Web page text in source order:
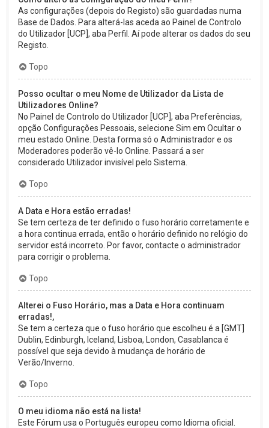
As configurações (depois do Registo) são guardadas numa
Base de Dados. Para alterá-las aceda ao Painel de Controlo
do Utilizador [UCP], aba Perfil. Aí pode alterar os dados do seu
Registo.
Topo
Posso ocultar o meu Nome de Utilizador da Lista de
Utilizadores Online?
No Painel de Controlo do Utilizador [UCP], aba Preferências,
opção Configurações Pessoais, selecione Sim em Ocultar o
meu estado Online. Desta forma só o Administrador e os
Moderadores poderão vê-lo Online. Passará a ser
considerado Utilizador invisível pelo Sistema.
Topo
A Data e Hora estão erradas!
Se tem certeza de ter definido o fuso horário corretamente e
a hora continua errada, então o horário definido no relógio do
servidor está incorreto. Por favor, contacte o administrador
para corrigir o problema.
Topo
Alterei o Fuso Horário, mas a Data e Hora continuam
erradas!,
Se tem a certeza que o fuso horário que escolheu é a [GMT]
Dublin, Edinburgh, Iceland, Lisboa, London, Casablanca é
possível que seja devido à mudança de horário de
Verão/Inverno.
Topo
O meu idioma não está na lista!
Este Fórum usa o Português europeu como Idioma oficial.